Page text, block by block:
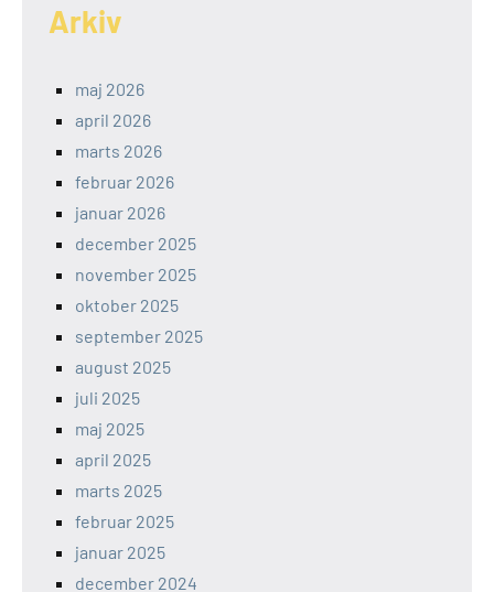
Arkiv
maj 2026
april 2026
marts 2026
februar 2026
januar 2026
december 2025
november 2025
oktober 2025
september 2025
august 2025
juli 2025
maj 2025
april 2025
marts 2025
februar 2025
januar 2025
december 2024